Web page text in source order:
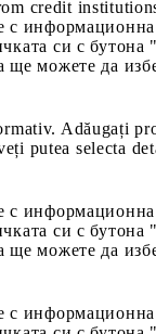
credit
с
си с бутона
ще можете да
Adăugați
putea selecta
с
си с бутона
ще можете да
с